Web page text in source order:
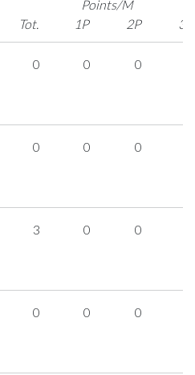
Points/M
Tot.
1P 2P 3P
0 0 0
0 0 0
3 0 0
0 0 0